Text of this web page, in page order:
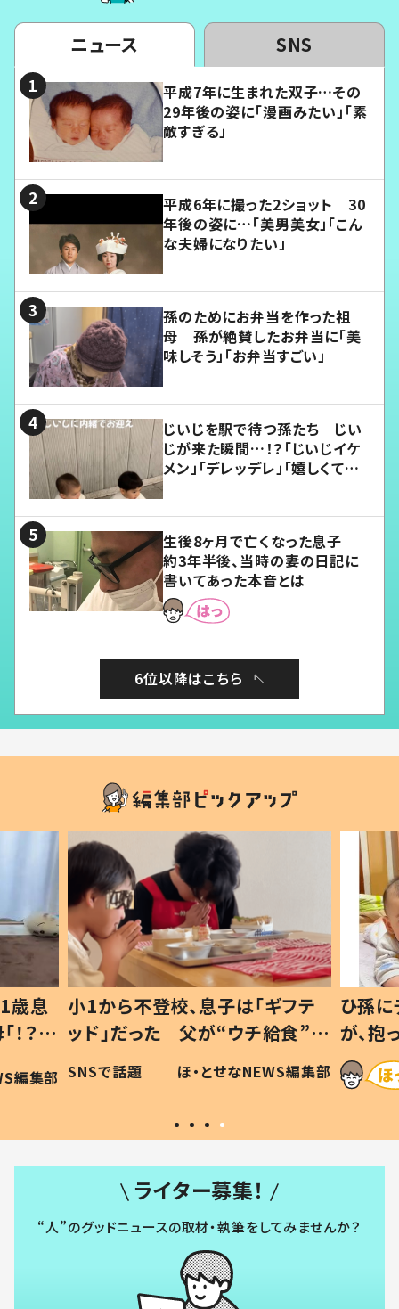
ニュース SNS
平成7年に生まれた双子…その
29年後の姿に「漫画みたい」「素
敵すぎる」
平成6年に撮った2ショット 30
年後の姿に…「美男美女」「こん
な夫婦になりたい」
孫のためにお弁当を作った祖
母 孫が絶賛したお弁当に「美
味しそう」「お弁当すごい」
じいじを駅で待つ孫たち じい
じが来た瞬間…！？「じいじイケ
メン」「デレッデレ」「嬉しくて可
生後8ヶ月で亡くなった息子
約3年半後、当時の妻の日記に
書いてあった本音とは
6位以降はこちら
歳息
？」
編集部
小1から不登校、息子は「ギフテ
ッド」だった 父が“ウチ給食”を
作り続ける理由とは #令和の親
#令和の子
SNSで話題 ほ・とせなNEWS編集部
ひ孫
が、
「涙が
い」
ライター募集！
“人”のグッドニュースの取材・執筆をしてみませんか？